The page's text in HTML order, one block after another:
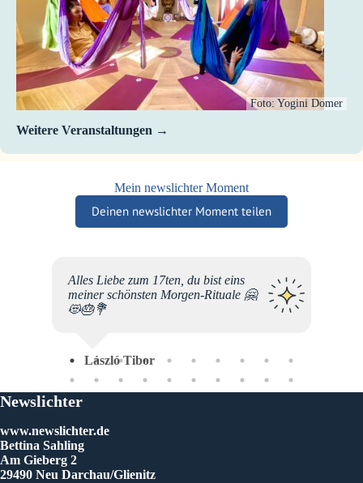
Foto: Yogini Domer
Weitere Veranstaltungen
Mein newslichter Moment
Deinen newslichter Moment teilen
(hab
nicht
Alles Liebe zum 17ten, du bist eins
meiner schönsten Morgen-Rituale 🤗
😻🎂💐
László Tibor
Newslichter
www.newslichter.de
Bettina Sahling
Am Gieberg 2
29490 Neu Darchau/Glienitz